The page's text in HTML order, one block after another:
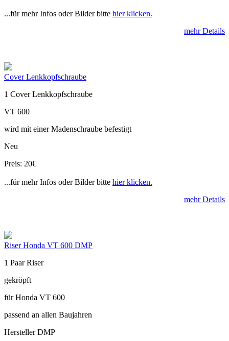
...für mehr Infos oder Bilder bitte hier klicken.
mehr Details
Cover Lenkkopfschraube
1 Cover Lenkkopfschraube
VT 600
wird mit einer Madenschraube befestigt
Neu
Preis: 20€
...für mehr Infos oder Bilder bitte hier klicken.
mehr Details
Riser Honda VT 600 DMP
1 Paar Riser
gekröpft
für Honda VT 600
passend an allen Baujahren
Hersteller DMP